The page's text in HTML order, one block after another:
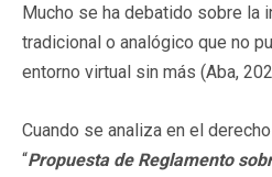
Mucho se ha debatido sobre la
tradicional o analógico que no
entorno virtual sin más (Aba,
Cuando se analiza en el
“Propuesta de Reglamento